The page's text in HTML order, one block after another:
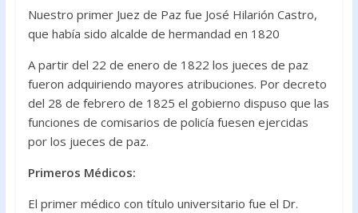
Nuestro primer Juez de Paz fue José Hilarión Castro,
que había sido alcalde de hermandad en 1820
A partir del 22 de enero de 1822 los jueces de paz
fueron adquiriendo mayores atribuciones. Por decreto
del 28 de febrero de 1825 el gobierno dispuso que las
funciones de comisarios de policía fuesen ejercidas
por los jueces de paz.
Primeros Médicos:
El primer médico con título universitario fue el Dr.